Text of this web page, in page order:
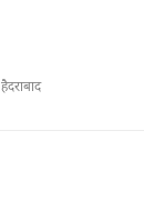
हैदराबाद